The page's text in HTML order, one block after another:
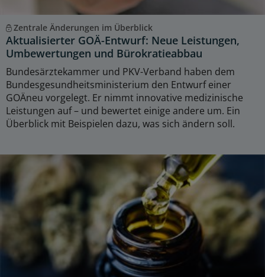
Zentrale Änderungen im Überblick
Aktualisierter GOÄ-Entwurf: Neue Leistungen,
Umbewertungen und Bürokratieabbau
Bundesärztekammer und PKV-Verband haben dem
Bundesgesundheitsministerium den Entwurf einer
GOÄneu vorgelegt. Er nimmt innovative medizinische
Leistungen auf – und bewertet einige andere um. Ein
Überblick mit Beispielen dazu, was sich ändern soll.